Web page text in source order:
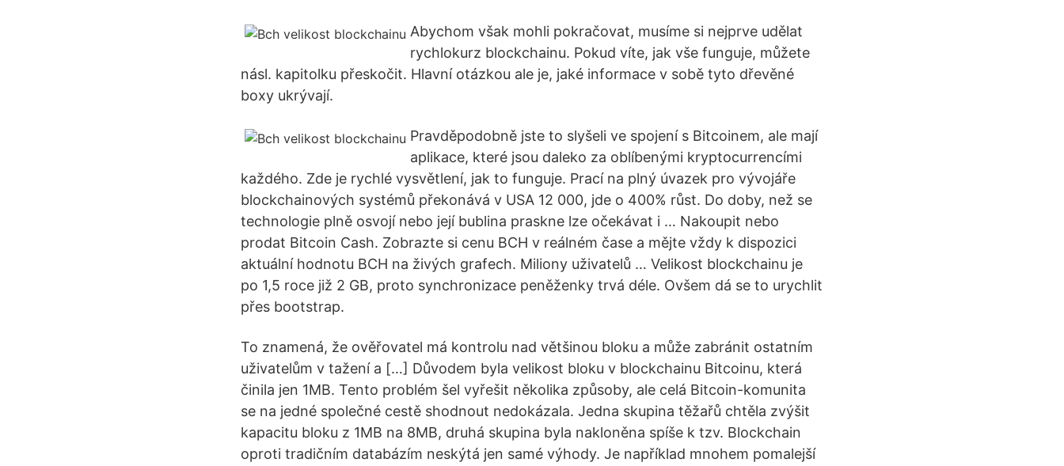
Abychom však mohli pokračovat, musíme si nejprve udělat
rychlokurz blockchainu. Pokud víte, jak vše funguje, můžete
násl. kapitolku přeskočit. Hlavní otázkou ale je, jaké informace v sobě tyto dřevěné
boxy ukrývají.
Pravděpodobně jste to slyšeli ve spojení s Bitcoinem, ale mají
aplikace, které jsou daleko za oblíbenými kryptocurrencími
každého. Zde je rychlé vysvětlení, jak to funguje. Prací na plný úvazek pro vývojáře
blockchainových systémů překonává v USA 12 000, jde o 400% růst. Do doby, než se
technologie plně osvojí nebo její bublina praskne lze očekávat i … Nakoupit nebo
prodat Bitcoin Cash. Zobrazte si cenu BCH v reálném čase a mějte vždy k dispozici
aktuální hodnotu BCH na živých grafech. Miliony uživatelů … Velikost blockchainu je
po 1,5 roce již 2 GB, proto synchronizace peněženky trvá déle. Ovšem dá se to urychlit
přes bootstrap.
To znamená, že ověřovatel má kontrolu nad většinou bloku a může zabránit ostatním
uživatelům v tažení a […] Důvodem byla velikost bloku v blockchainu Bitcoinu, která
činila jen 1MB. Tento problém šel vyřešit několika způsoby, ale celá Bitcoin-komunita
se na jedné společné cestě shodnout nedokázala. Jedna skupina těžařů chtěla zvýšit
kapacitu bloku z 1MB na 8MB, druhá skupina byla nakloněna spíše k tzv. Blockchain
oproti tradičním databázím neskýtá jen samé výhody. Je například mnohem pomalejší